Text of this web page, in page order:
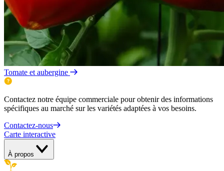
Tomate et aubergine
Contactez notre équipe commerciale pour obtenir des informations
spécifiques au marché sur les variétés adaptées à vos besoins.
Contactez-nous
Carte interactive
À propos